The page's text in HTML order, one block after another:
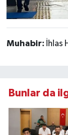
Muhabir: İhlas
Bunlar da